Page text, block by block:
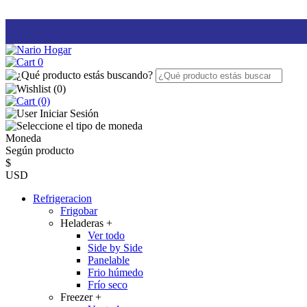
0
(0)
(0)
Iniciar Sesión
Moneda
Según producto
$
USD
Refrigeracion
Frigobar
Heladeras +
Ver todo
Side by Side
Panelable
Frio húmedo
Frío seco
Freezer+